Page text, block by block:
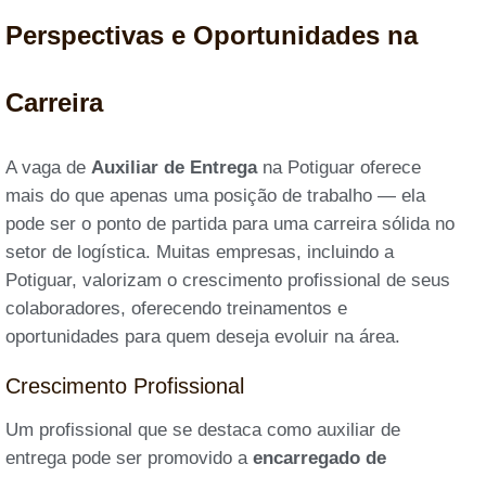
Perspectivas e Oportunidades na
Carreira
A vaga de Auxiliar de Entregana Potiguar oferece
mais do que apenas uma posição de trabalho — ela
pode ser o ponto de partida para uma carreira sólida no
setor de logística. Muitas empresas, incluindo a
Potiguar, valorizam o crescimento profissional de seus
colaboradores, oferecendo treinamentos e
oportunidades para quem deseja evoluir na área.
Crescimento Profissional
Um profissional que se destaca como auxiliar de
entrega pode ser promovido a encarregado de